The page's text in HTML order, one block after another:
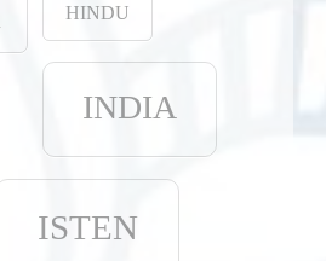
HINDU
INDIA
ISTEN